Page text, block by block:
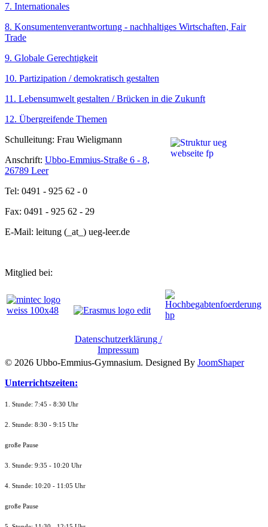
7. Internationales
8. Konsumentenverantwortung - nachhaltiges Wirtschaften, Fair
Trade
9. Globale Gerechtigkeit
10. Partizipation / demokratisch gestalten
11. Lebensumwelt gestalten / Brücken in die Zukunft
12. Übergreifende Themen
Schulleitung: Frau Wieligmann
Anschrift: Ubbo-Emmius-Straße 6 - 8,
26789 Leer
Tel: 0491 - 925 62 - 0
Fax: 0491 - 925 62 - 29
E-Mail: leitung (_at_) ueg-leer.de
Mitglied bei:
Datenschutzerklärung /
Impressum
© 2026 Ubbo-Emmius-Gymnasium. Designed By JoomShaper
Unterrichtszeiten:
1. Stunde: 7:45 - 8:30 Uhr
2. Stunde: 8:30 - 9:15 Uhr
große Pause
3. Stunde: 9:35 - 10:20 Uhr
4. Stunde: 10:20 - 11:05 Uhr
große Pause